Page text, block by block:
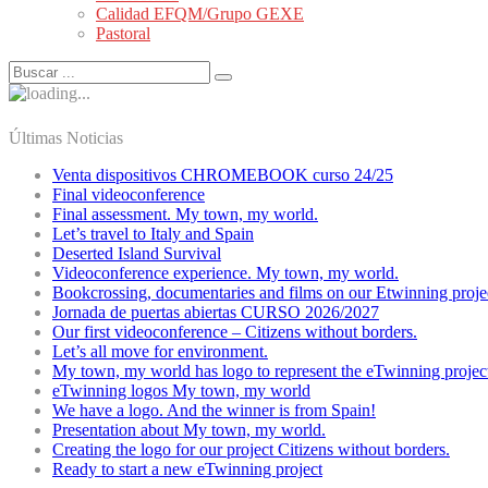
Calidad EFQM/Grupo GEXE
Pastoral
Últimas Noticias
Venta dispositivos CHROMEBOOK curso 24/25
Final videoconference
Final assessment. My town, my world.
Let’s travel to Italy and Spain
Deserted Island Survival
Videoconference experience. My town, my world.
Bookcrossing, documentaries and films on our Etwinning
Jornada de puertas abiertas CURSO 2026/2027
Our first videoconference – Citizens without borders.
Let’s all move for environment.
My town, my world has logo to represent the eTwinning
eTwinning logos My town, my world
We have a logo. And the winner is from Spain!
Presentation about My town, my world.
Creating the logo for our project Citizens without borders.
Ready to start a new eTwinning project